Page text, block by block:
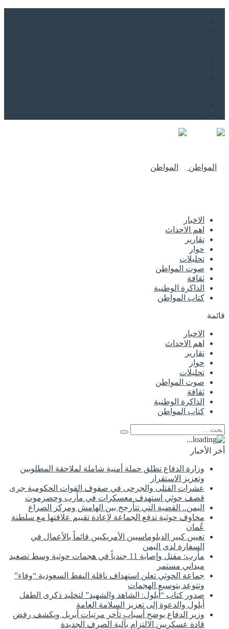
الاخبار
اهم الاحداث
تقارير
حوار
تحليلات
صوت المواطن
ثقافة
الذاكرة الوطنية
كتاب المواطن
قائمة
الاخبار
اهم الاحداث
تقارير
حوار
تحليلات
صوت المواطن
ثقافة
الذاكرة الوطنية
كتاب المواطن
أخر الأخبار
وزارة الدفاع تطلق حملة أمنية شاملة لملاحقة المطلوبين
وتعزيز الاستقرار
عشرات القتلى والجرحى في صفوف القوات الحكومية جرى
قصف حوثي استهدف معسكرات في مأرب وحضرموت
اليمن.. القضية التي تتأرجح بين الهامش ومركز الصراع
مخاوف حوثية تدفع الجماعة لإعادة تقييم علاقتها مع سلطنة
عُمان
تعيين كبير الدبلوماسيين الأمريكيين قائماً بالأعمال في
السفارة لدى اليمن
مأرب: مقتل وإصابة 11 جندياً في هجمات حوثية وسط تصعيد
ميداني مستمر
جماعة الحوثي تعلن استهداف ناقلة النفط السعودية “وفاء”
وتتوعد بتوسيع الهجمات
صدور كتاب “أيلول: الشاهد والشهيد” لتخليد ذكرى الطفل
أيلول والدعوة إلى تعزيز السلامة العامة
وزير الدفاع يوضح أسباب تأخر مرتبات أبريل ويكشف رفض
قادة عسكريين الالتزام بآلية الصرف الجديدة